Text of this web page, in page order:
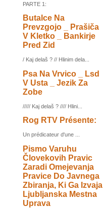
PARTE 1:
Butalce Na
Prevzgojo _ Prašiča
V Kletko _ Bankirje
Pred Zid
/ Kaj delaš ? // Hlinim dela...
Psa Na Vrvico _ Lsd
V Usta _ Jezik Za
Zobe
///// Kaj delaš ? //// Hlini...
Rog RTV Présente:
Un prédicateur d'une ...
Pismo Varuhu
Človekovih Pravic
Zaradi Omejevanja
Pravice Do Javnega
Zbiranja, Ki Ga Izvaja
Ljubljanska Mestna
Uprava